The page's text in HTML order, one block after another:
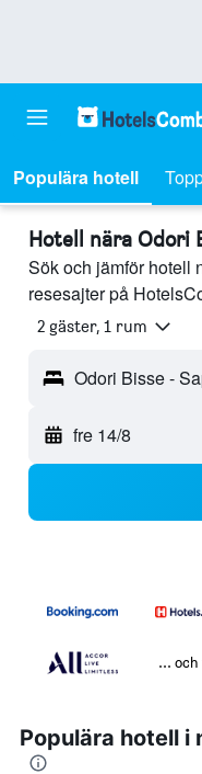
Populära hotell
Hotell nära Odori
Sök och jämför hotell
resesajter på
2 gäster, 1 rum
Odori Bisse -
fre 14/8
...
Populära hotell i